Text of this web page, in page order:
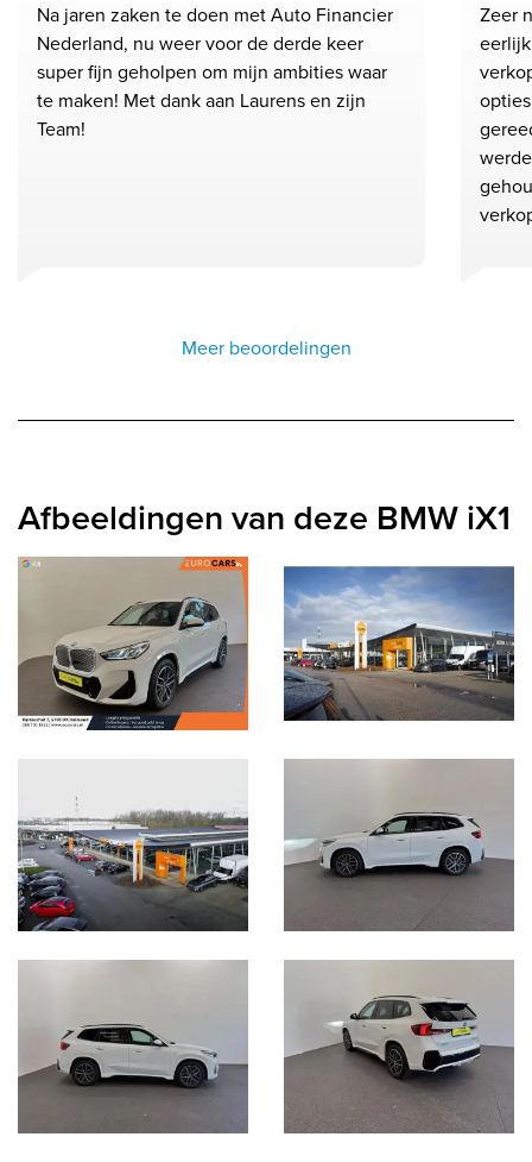
Na jaren zaken te doen met Auto Financier
Nederland, nu weer voor de derde keer
super fijn geholpen om mijn ambities waar
te maken! Met dank aan Laurens en zijn
Team!
Zeer
Meer beoordelingen
Afbeeldingen van deze BMW iX1